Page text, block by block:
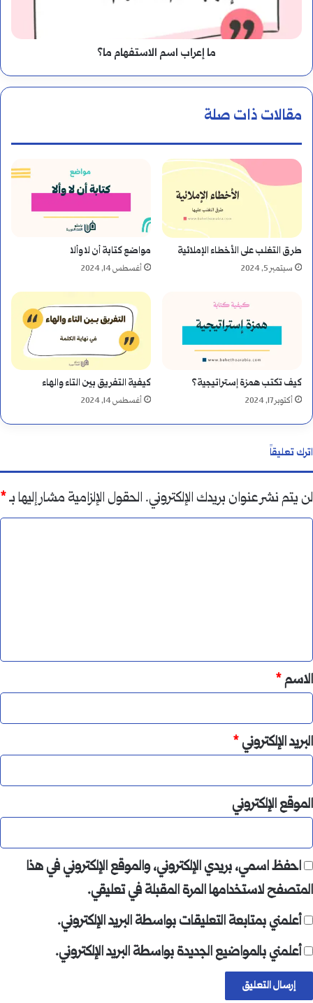
الاستفهام
ما؟
ما إعراب اسم الاستفهام ما؟
مقالات ذات صلة
طرق التغلب على الأخطاء الإملائية
سبتمبر 5, 2024
مواضع كتابة أن لا وألا
أغسطس 14, 2024
كيف تكتب همزة إستراتيجية؟
أكتوبر 17, 2024
كيفية التفريق بين التاء والهاء
أغسطس 14, 2024
اترك تعليقاً
لن يتم نشر عنوان بريدك الإلكتروني. الحقول الإلزامية مشار إليها بـ*
ق
*
الاسم*
البريد الإلكتروني*
الموقع الإلكتروني
احفظ اسمي، بريدي الإلكتروني، والموقع الإلكتروني في هذا
المتصفح لاستخدامها المرة المقبلة في تعليقي.
أعلمني بمتابعة التعليقات بواسطة البريد الإلكتروني.
أعلمني بالمواضيع الجديدة بواسطة البريد الإلكتروني.